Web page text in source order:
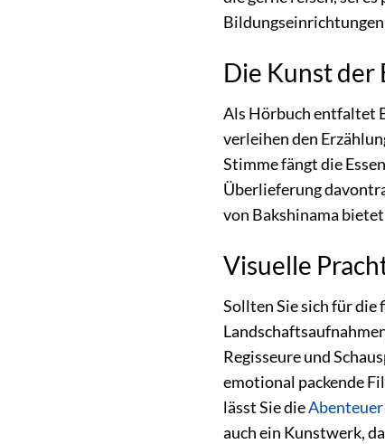
Die Kunst der
Als Hörbuch entfaltet
verleihen den
Stimme fängt die
Überlieferung
von Bakshinama
Visuelle
Sollten Sie sich für die
Regisseure und
emotional packende
lässt Sie dieAbenteuer
auch ein Kunstwerk,